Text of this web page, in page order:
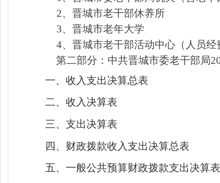
2、晋城市老干部休养所
3、晋城市老年大学
4、晋城市老干部活动中心（人员经
第二部分：中共晋城市委老干部局
一、收入支出决算总表
二、收入决算表
三、支出决算表
四、财政拨款收入支出决算总表
五、一般公共预算财政拨款支出决算